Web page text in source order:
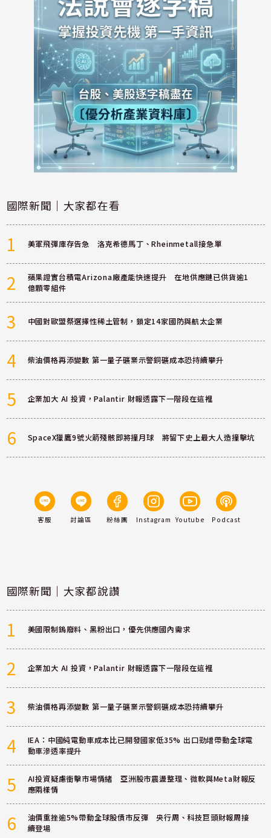
國際新聞｜大家都在看
1 美軍飛彈庫存告急 洛克希德馬丁、Rheinmetall接急單
2
蘋果證實台積電Arizona廠產能快速提升 在地供應鏈已供貨逾1
億顆零組件
3 中國對歐盟祭選擇性稀土管制，鎖定14家國防與航太企業
4 柴油價格再添變數 第一量子礦業示警銅礦成本恐持續攀升
5 企業加大 AI 投資，Palantir 財報透露下一階段在這裡
6 SpaceX獵鷹9號火箭殘骸即將撞月球 將留下史上最大人造撞擊坑
客服 討論區 粉絲團 Instagram Youtube Podcast
國際新聞｜大家都說讚
1 美國限制鎢廢料、黑粉出口，優先供應國內需求
2 企業加大 AI 投資，Palantir 財報透露下一階段在這裡
3 柴油價格再添變數 第一量子礦業示警銅礦成本恐持續攀升
4
IEA：中國純電動車成本比已開發國家低35% 出口勁增帶動全球電
動車滲透率提升
5
AI投資疑慮衝擊市場情緒 亞洲股市震盪整理、微軟與Meta財報反
應兩樣情
6
油價重挫逾5%帶動全球股債市反彈 央行周、科技巨頭財報周接
續登場